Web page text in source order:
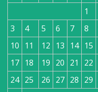
1
3
4 5 6 7 8
10
11 12 13 14 15
17 18 19 20 21 22
24 25 26 27 28 29